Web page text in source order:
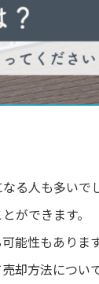
る人も多いで
ができます。
能性もありま
却方法につい